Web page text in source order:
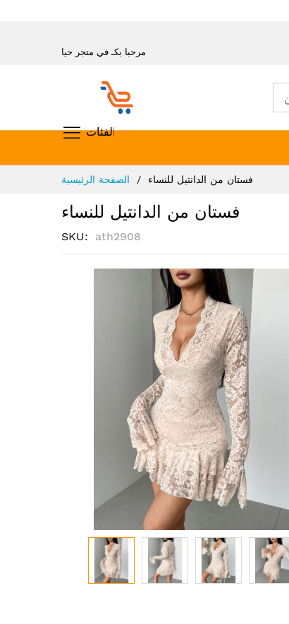
مرحبا بكـ في متجر حيا
تسوق حسب الفئات
الصفحة الرئيسية فستان من الدانتيل للنساء
فستان من الدانتيل للنساء
SKU ath2908